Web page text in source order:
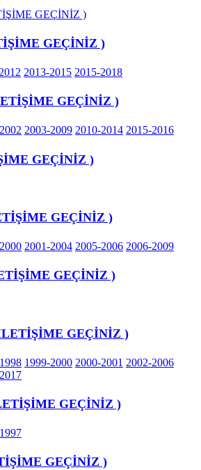
GEÇİNİZ )
GEÇİNİZ )
2013-2015 2015-2018
GEÇİNİZ )
2003-2009 2010-2014 2015-2016
GEÇİNİZ )
GEÇİNİZ )
2001-2004 2005-2006 2006-2009
GEÇİNİZ )
GEÇİNİZ )
1999-2000 2000-2001 2002-2006
GEÇİNİZ )
GEÇİNİZ )